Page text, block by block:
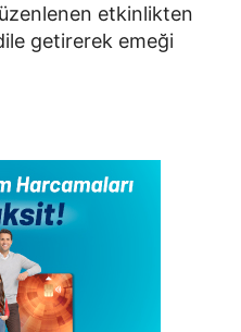
etkinlikten
getirerek emeği